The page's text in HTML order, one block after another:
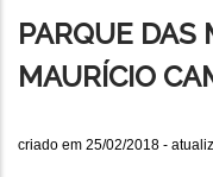
navegação
PARQUE DAS
MAURÍCIO
criado em 25/02/2018 -